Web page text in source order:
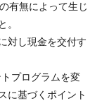
有無によって生じ
。
対し現金を交付す
プログラムを変
に基づくポイント